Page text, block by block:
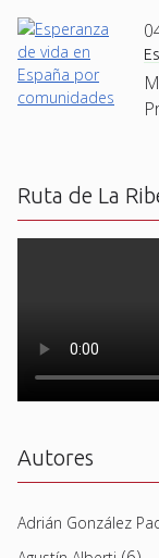
Ruta de La
Autores
Adrián González